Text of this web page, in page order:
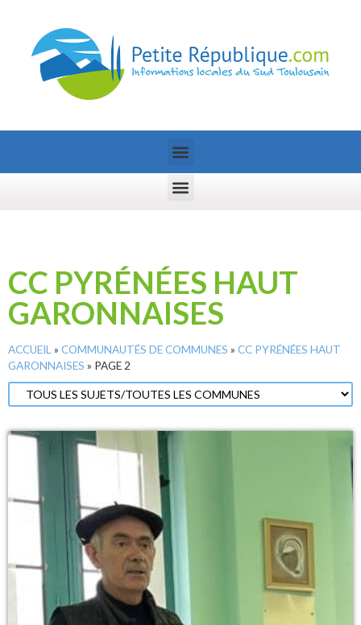
CC PYRÉNÉES HAUT
GARONNAISES
ACCUEIL » COMMUNAUTÉS DE COMMUNES » CC PYRÉNÉES HAUT
GARONNAISES » PAGE 2